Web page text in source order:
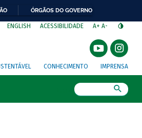
ÓRGÃOS DO GOVERNO
ENGLISH ACESSIBILIDADE A+ A-
CONHECIMENTO IMPRENSA